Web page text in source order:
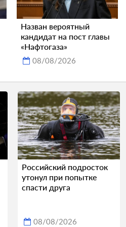
Назван вероятный
кандидат на пост главы
«Нафтогаза»
08/08/2026
Российский подросток
утонул при попытке
спасти друга
08/08/2026